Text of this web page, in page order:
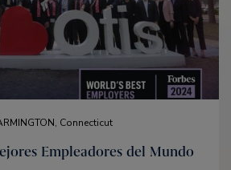
Connecticut
Empleadores del Mundo